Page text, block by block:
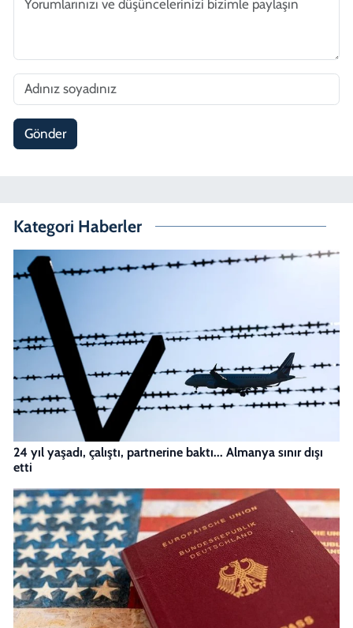
Gönder
Kategori Haberler
24 yıl yaşadı, çalıştı, partnerine baktı... Almanya sınır dışı
etti